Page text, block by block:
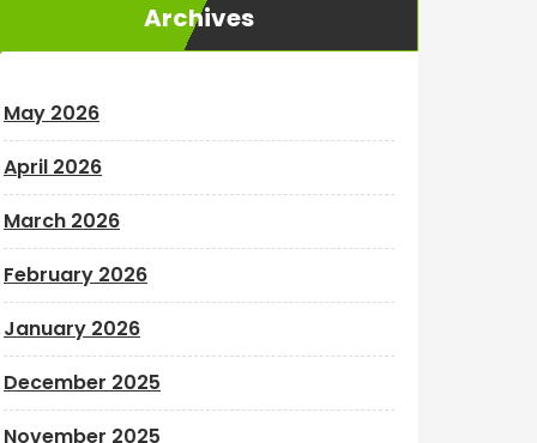
Archives
May 2026
April 2026
March 2026
February 2026
January 2026
December 2025
November 2025